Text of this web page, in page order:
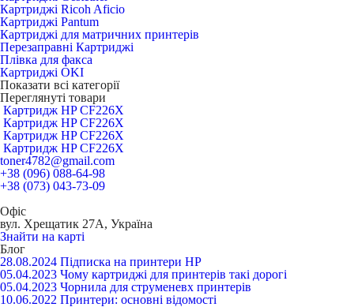
Картриджі Ricoh Aficio
Картриджі Pantum
Картриджі для матричних принтерів
Перезаправні Картриджі
Плівка для факса
Картриджі OKI
Показати всі категорії
Переглянуті товари
Картридж HP CF226X
Картридж HP CF226X
Картридж HP CF226X
Картридж HP CF226X
toner4782@gmail.com
+38 (096) 088-64-98
+38 (073) 043-73-09
Офіс
вул. Хрещатик 27А, Україна
Знайти на карті
Блог
28.08.2024 Підписка на принтери HP
05.04.2023 Чому картриджі для принтерів такі дорогі
05.04.2023 Чорнила для струменевх принтерів
10.06.2022 Принтери: основні відомості